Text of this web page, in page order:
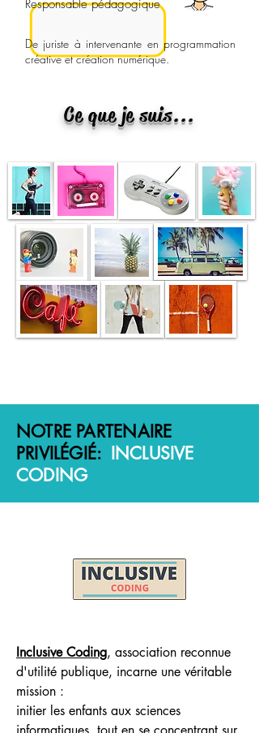
Responsable pédagogique
De juriste à intervenante en programmation
créative et création numérique.
Ce que je suis...
NOTRE PARTENAIRE
PRIVILÉGIÉ: INCLUSIVE
CODING
Inclusive Coding, association reconnue
d'utilité publique, incarne une véritable
mission :
initier les enfants aux sciences